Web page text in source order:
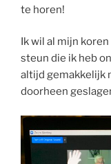
te horen!
Ik wil al mijn
steun die ik heb
altijd gemakkelijk
doorheen